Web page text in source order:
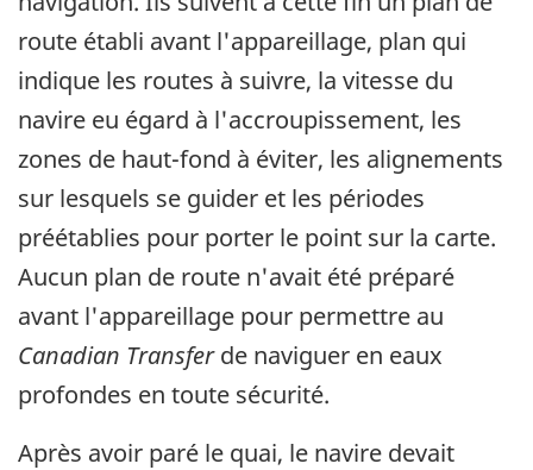
route établi avant l'appareillage, plan qui
indique les routes à suivre, la vitesse du
navire eu égard à l'accroupissement, les
zones de haut-fond à éviter, les alignements
sur lesquels se guider et les périodes
préétablies pour porter le point sur la carte.
Aucun plan de route n'avait été préparé
avant l'appareillage pour permettre au
Canadian Transferde naviguer en eaux
profondes en toute sécurité.
Après avoir paré le quai, le navire devait